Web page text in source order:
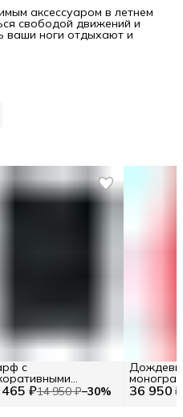
аксессуаром в летнем
свободой движений и
ваши ноги отдыхают и
465 ₽14 950 ₽−30%
с
TWINSET 36 950 ₽
46 / EU